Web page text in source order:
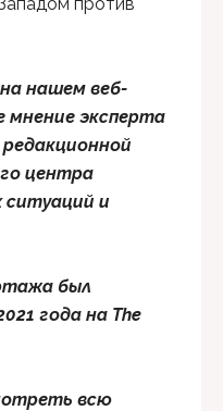
на нашем веб-
мнение эксперта
центра
ситуаций и
был
года на The
всю